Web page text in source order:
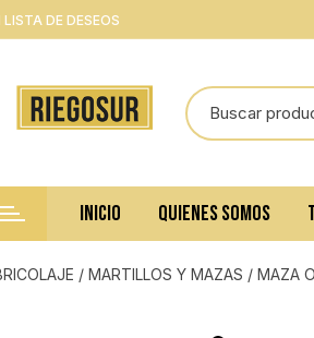
LISTA DE DESEOS
INICIO QUIENES SOMOS
/ MARTILLOS Y MAZAS / MAZA